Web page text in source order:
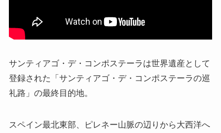
ドストエフスキー、妻と歩んだ運命の旅～狂気と愛
『ローマ旅行記』～劇場都市ローマの魅力とベルニ
ーニ巡礼
独ソ戦・冷戦下の世界
レーニン・スターリン時代のソ連の歴史
サンティアゴ・デ・コンポステーラは世界遺産として
登録された「サンティアゴ・デ・コンポステーラの巡
礼路」の最終目的地。
スペイン最北東部、ピレネー山脈の辺りから大西洋へ